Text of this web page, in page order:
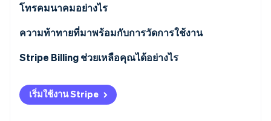
ง่ายขึ้น
รายรับที่เพิ่มขึ้นตามการใช้งาน
ต้นทุนและรายรับสอดคล้องกัน
ความโปร่งใสที่สร้างขึ้นในผลิตภัณฑ์
โทรคมนาคมอย่างไร
บริการสาธารณูปโภค
SaaS และคลาวด์
โทรคมนาคม
ความท้าทายที่มาพร้อมกับการวัดการใช้งาน
คําจํากัดความของหน่วย
ความแม่นยําเมื่อคุณเติบโต
ความแปรปรวนของรายรับ
Stripe Billing ช่วยเหลือคุณได้อย่างไร
เริ่มใช้งาน Stripe